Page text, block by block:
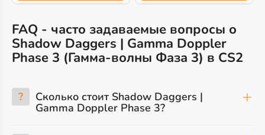
FAQ - часто задаваемые вопросы о
Shadow Daggers | Gamma Doppler
Phase 3 (Гамма-волны Фаза 3) в CS2
? Сколько стоит Shadow Daggers |
Gamma Doppler Phase 3?